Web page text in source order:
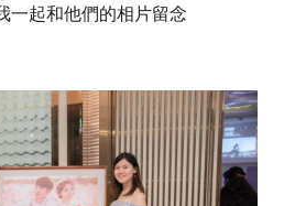
一起和他們的相片留念